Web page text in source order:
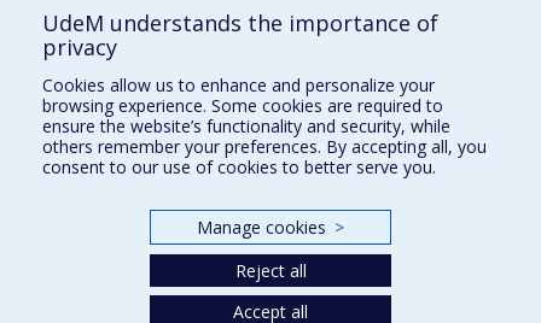
Montréal (Québec) H3T 1J4
Courriel :secretariat-general@umontreal.ca
Admission
Plan du site
Accès au portail sécurisé du Secrétariat général
UdeM understands the importance of
privacy
Cookies allow us to enhance and personalize your
browsing experience. Some cookies are required to
ensure the website’s functionality and security, while
others remember your preferences. By accepting all, you
consent to our use of cookies to better serve you.
Manage cookies >
Reject all
Accept all